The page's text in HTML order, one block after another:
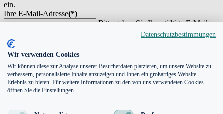
ein.
Ihre E-Mail-Adresse(*)
Bitte geben Sie Ihre gültige E-Mail-
Telefonnummer
Ihre Nachricht
Datenschutzbestimmungen
Wir verwenden Cookies
Wir können diese zur Analyse unserer Besucherdaten platzieren, um unsere Website zu
verbessern, personalisierte Inhalte anzuzeigen und Ihnen ein großartiges Website-
Erlebnis zu bieten. Für weitere Informationen zu den von uns verwendeten Cookies
öffnen Sie die Einstellungen.